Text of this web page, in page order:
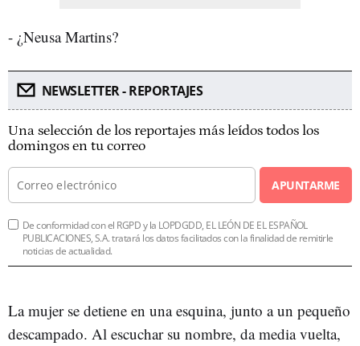
- ¿Neusa Martins?
NEWSLETTER - REPORTAJES
Una selección de los reportajes más leídos todos los
domingos en tu correo
APUNTARME
De conformidad con el RGPD y la LOPDGDD, EL LEÓN DE EL ESPAÑOL
PUBLICACIONES, S.A. tratará los datos facilitados con la finalidad de remitirle
noticias de actualidad.
La mujer se detiene en una esquina, junto a un pequeño
descampado. Al escuchar su nombre, da media vuelta,